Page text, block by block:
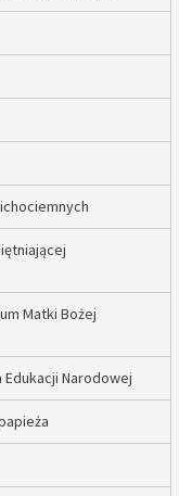
Matki Bożej
Edukacji Narodowej